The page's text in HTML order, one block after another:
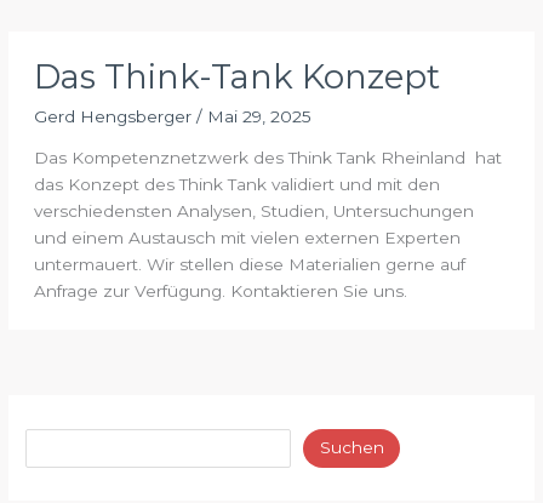
Das Think-Tank Konzept
Gerd Hengsberger / Mai 29, 2025
Das Kompetenznetzwerk des Think Tank Rheinland hat
das Konzept des Think Tank validiert und mit den
verschiedensten Analysen, Studien, Untersuchungen
und einem Austausch mit vielen externen Experten
untermauert. Wir stellen diese Materialien gerne auf
Anfrage zur Verfügung. Kontaktieren Sie uns.
Suchen